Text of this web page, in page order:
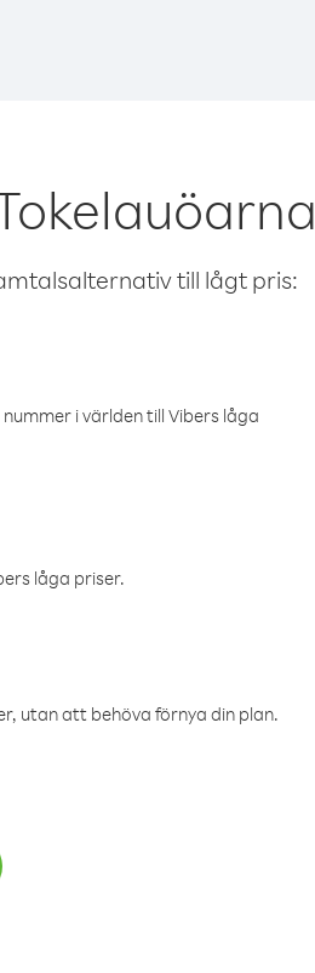
till lågt pris:
i världen till Vibers låga
låga priser.
utan att behöva förnya din plan.